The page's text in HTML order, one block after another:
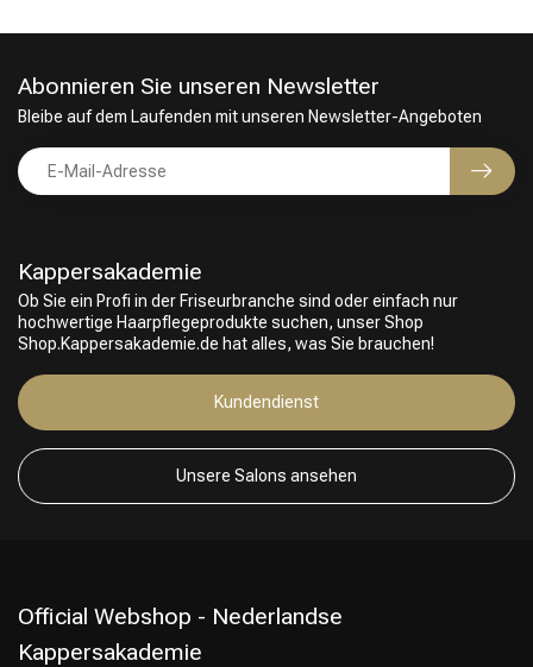
Kappersakademie
Ob Sie ein Profi in der Friseurbranche sind oder einfach nur
hochwertige Haarpflegeprodukte suchen, unser Shop
Shop.Kappersakademie.de hat alles, was Sie brauchen!
Kundendienst
Unsere Salons ansehen
Abonnieren Sie unseren Newsletter
Bleibe auf dem Laufenden mit unseren Newsletter-Angeboten
Official Webshop - Nederlandse
Kappersakademie